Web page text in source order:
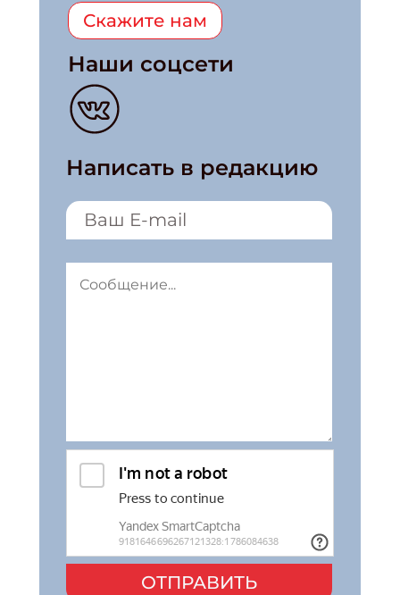
Скажите нам
Наши соцсети
Написать в редакцию
ОТПРАВИТЬ